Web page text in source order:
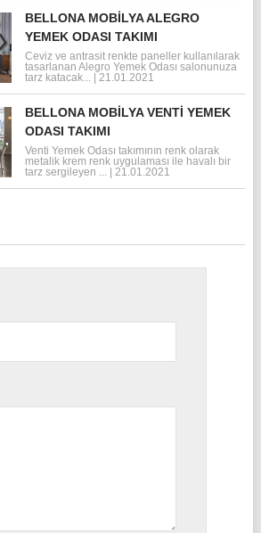
BELLONA MOBILYA ALEGRO
YEMEK ODASI TAKIMI
Ceviz ve antrasit renkte paneller kullanılarak
tasarlanan Alegro Yemek Odası salonunuza
tarz katacak...| 21.01.2021
BELLONA MOBILYA VENTI YEMEK
ODASI TAKIMI
Venti Yemek Odası takımının renk olarak
metalik krem renk uygulaması ile havalı bir
tarz sergileyen ...| 21.01.2021